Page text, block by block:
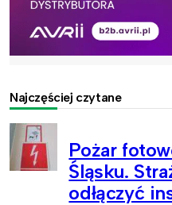
Najczęściej czytane
Pożar
Śląsku.
odłączyć